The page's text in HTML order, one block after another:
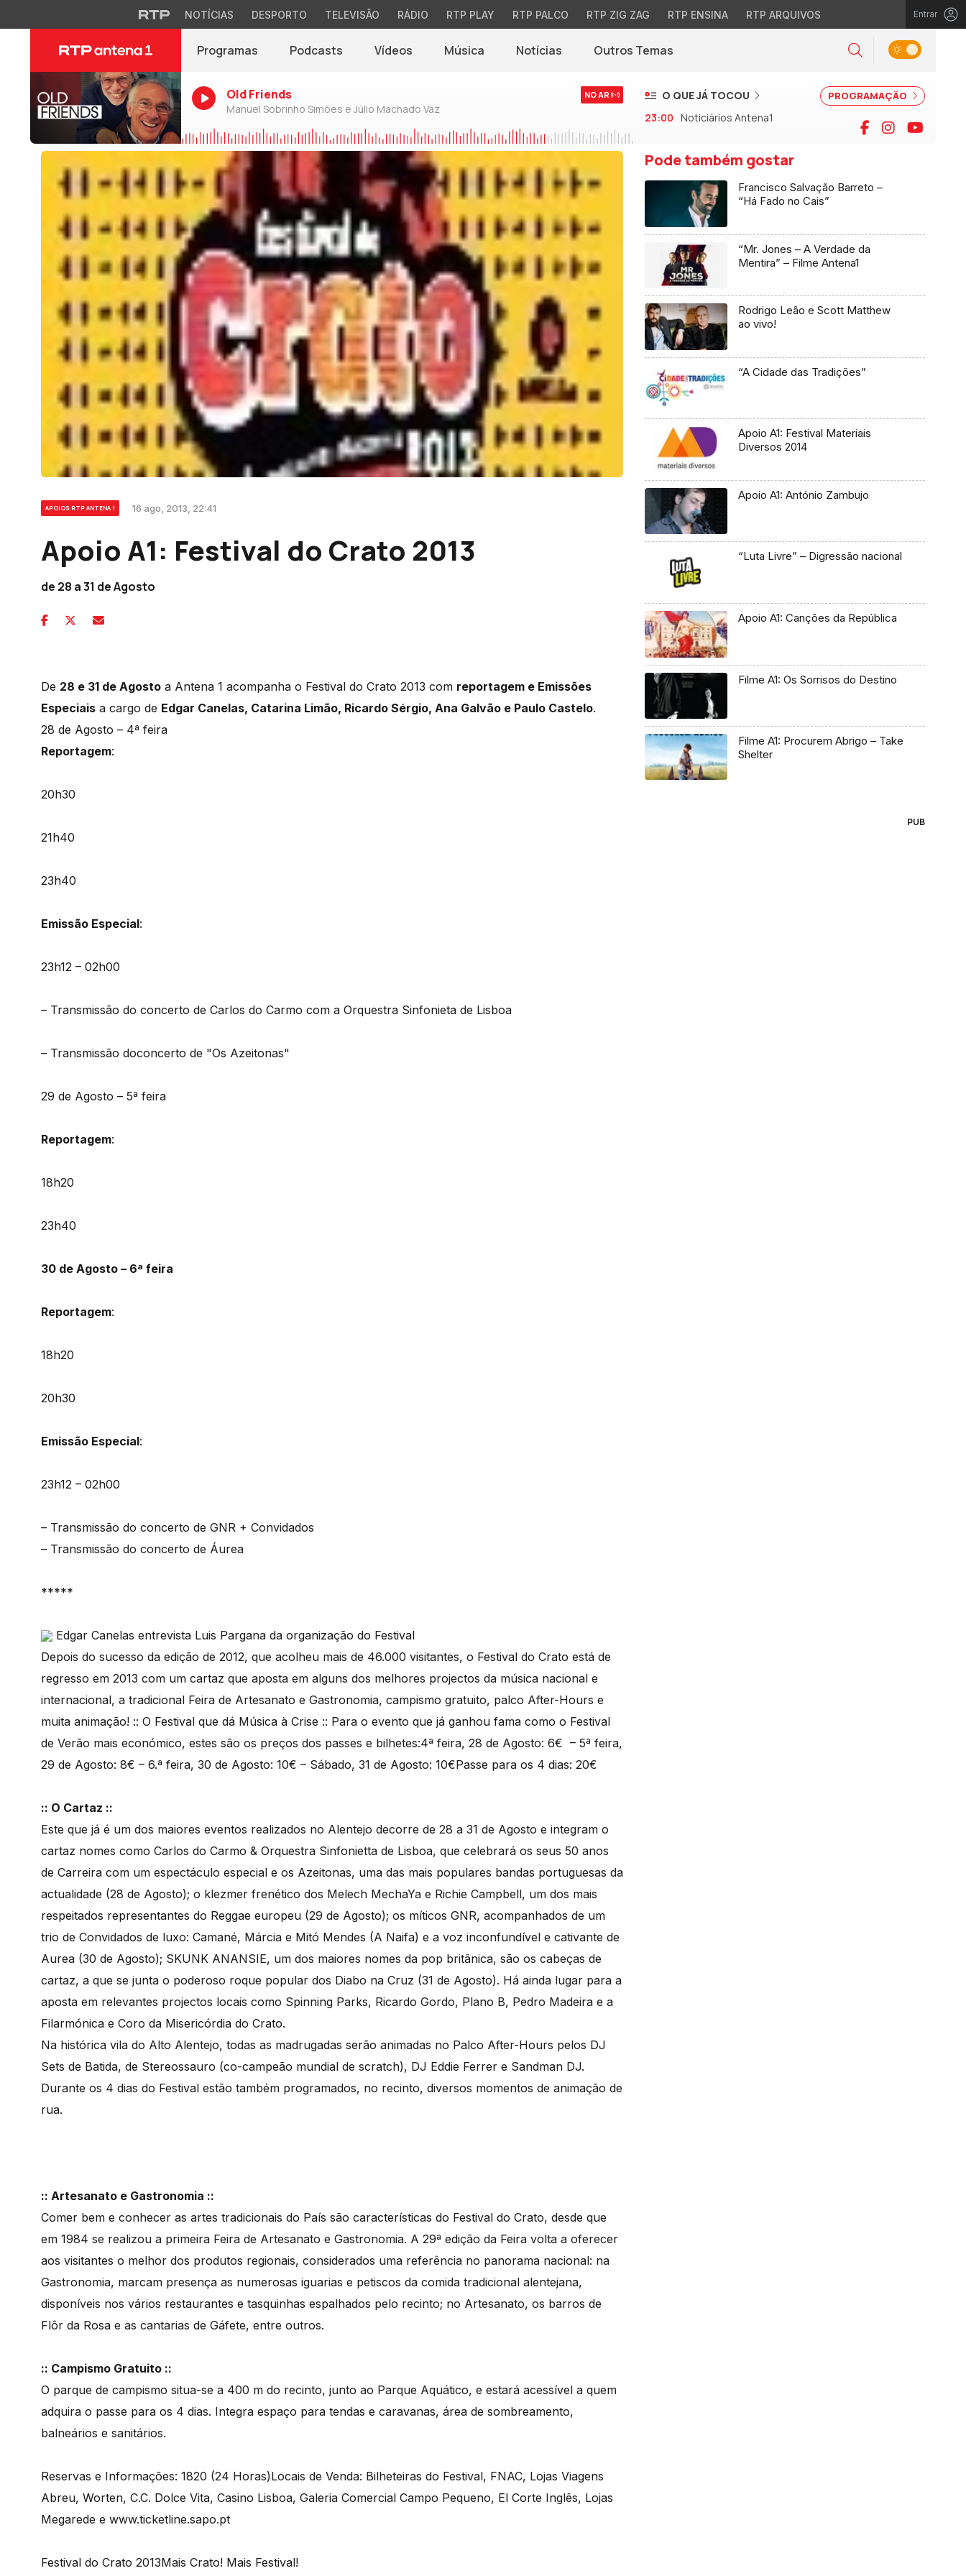
NOTÍCIAS DESPORTO TELEVISÃO RÁDIO RTP PLAY RTP PALCO RTP ZIG ZAG RTP ENSINA RTP ARQUIVOS Entrar
Programas Podcasts Vídeos Música Notícias(abre em nova janela)
Outros Temas Pesquisar
Alternar tema
Old Friends
Manuel Sobrinho Simões e Júlio Machado Vaz
NO AR PROGRAMAÇÃO
O QUE JÁ TOCOU
23:00 Noticiários Antena1 Facebook
Instagram
APOIOS RTP ANTENA 1 16 ago, 2013, 22:41
Apoio A1: Festival do Crato 2013
de 28 a 31 de Agosto
De 28 e 31 de Agosto a Antena 1 acompanha o Festival do Crato 2013 com reportagem e Emissões
Especiais a cargo de Edgar Canelas, Catarina Limão, Ricardo Sérgio, Ana Galvão e Paulo Castelo.
28 de Agosto – 4ª feira
Reportagem:
20h30
21h40
23h40
Emissão Especial:
23h12 – 02h00
– Transmissão do concerto de Carlos do Carmo com a Orquestra Sinfonieta de Lisboa
– Transmissão doconcerto de "Os Azeitonas"
29 de Agosto – 5ª feira
Reportagem:
18h20
23h40
30 de Agosto – 6ª feira
Reportagem:
18h20
20h30
Emissão Especial:
23h12 – 02h00
– Transmissão do concerto de GNR + Convidados
– Transmissão do concerto de Áurea
*****
Edgar Canelas entrevista Luis Pargana da organização do Festival
Depois do sucesso da edição de 2012, que acolheu mais de 46.000 visitantes, o Festival do Crato está de
regresso em 2013 com um cartaz que aposta em alguns dos melhores projectos da música nacional e
internacional, a tradicional Feira de Artesanato e Gastronomia, campismo gratuito, palco After-Hours e
muita animação! :: O Festival que dá Música à Crise :: Para o evento que já ganhou fama como o Festival
de Verão mais económico, estes são os preços dos passes e bilhetes:4ª feira, 28 de Agosto: 6€ – 5ª feira,
29 de Agosto: 8€ – 6.ª feira, 30 de Agosto: 10€ – Sábado, 31 de Agosto: 10€Passe para os 4 dias: 20€
:: O Cartaz ::
Este que já é um dos maiores eventos realizados no Alentejo decorre de 28 a 31 de Agosto e integram o
cartaz nomes como Carlos do Carmo & Orquestra Sinfonietta de Lisboa, que celebrará os seus 50 anos
de Carreira com um espectáculo especial e os Azeitonas, uma das mais populares bandas portuguesas da
actualidade (28 de Agosto); o klezmer frenético dos Melech MechaYa e Richie Campbell, um dos mais
respeitados representantes do Reggae europeu (29 de Agosto); os míticos GNR, acompanhados de um
trio de Convidados de luxo: Camané, Márcia e Mitó Mendes (A Naifa) e a voz inconfundível e cativante de
Aurea (30 de Agosto); SKUNK ANANSIE, um dos maiores nomes da pop britânica, são os cabeças de
cartaz, a que se junta o poderoso roque popular dos Diabo na Cruz (31 de Agosto). Há ainda lugar para a
aposta em relevantes projectos locais como Spinning Parks, Ricardo Gordo, Plano B, Pedro Madeira e a
Filarmónica e Coro da Misericórdia do Crato.
Na histórica vila do Alto Alentejo, todas as madrugadas serão animadas no Palco After-Hours pelos DJ
Sets de Batida, de Stereossauro (co-campeão mundial de scratch), DJ Eddie Ferrer e Sandman DJ.
Durante os 4 dias do Festival estão também programados, no recinto, diversos momentos de animação de
rua.
:: Artesanato e Gastronomia ::
Comer bem e conhecer as artes tradicionais do País são características do Festival do Crato, desde que
em 1984 se realizou a primeira Feira de Artesanato e Gastronomia. A 29ª edição da Feira volta a oferecer
aos visitantes o melhor dos produtos regionais, considerados uma referência no panorama nacional: na
Gastronomia, marcam presença as numerosas iguarias e petiscos da comida tradicional alentejana,
disponíveis nos vários restaurantes e tasquinhas espalhados pelo recinto; no Artesanato, os barros de
Flôr da Rosa e as cantarias de Gáfete, entre outros.
:: Campismo Gratuito ::
O parque de campismo situa-se a 400 m do recinto, junto ao Parque Aquático, e estará acessível a quem
adquira o passe para os 4 dias. Integra espaço para tendas e caravanas, área de sombreamento,
balneários e sanitários.
Reservas e Informações: 1820 (24 Horas)Locais de Venda: Bilheteiras do Festival, FNAC, Lojas Viagens
Abreu, Worten, C.C. Dolce Vita, Casino Lisboa, Galeria Comercial Campo Pequeno, El Corte Inglês, Lojas
Megarede e www.ticketline.sapo.pt
Festival do Crato 2013Mais Crato! Mais Festival!
Pode também gostar
Francisco Salvação Barreto –
“Há Fado no Cais”
“Mr. Jones – A Verdade da
Mentira” – Filme Antena1
Rodrigo Leão e Scott Matthew
ao vivo!
“A Cidade das Tradições”
Apoio A1: Festival Materiais
Diversos 2014
Apoio A1: António Zambujo
“Luta Livre” – Digressão nacional
Apoio A1: Canções da República
Filme A1: Os Sorrisos do Destino
Filme A1: Procurem Abrigo – Take
Shelter
PUB